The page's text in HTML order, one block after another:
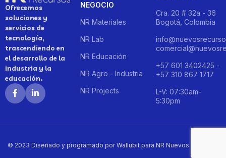
Ofrecemos
soluciones y
servicios de
tecnología,
trascendiendo en
el desarrollo de la
industria y la
educación.
NEGOCIO
NR Materiales
NR Lab
NR Educación
NR Agro - Industria
NR Projects
Cra. 20 # 32a - 36
Bogotá, Colombia
+57 601 3402425 -
+57 310 867 1717
L-V: 07:30am-
5:30pm
© 2023 Diseñado y programado por Wallubit para NR Nuevos Recursos